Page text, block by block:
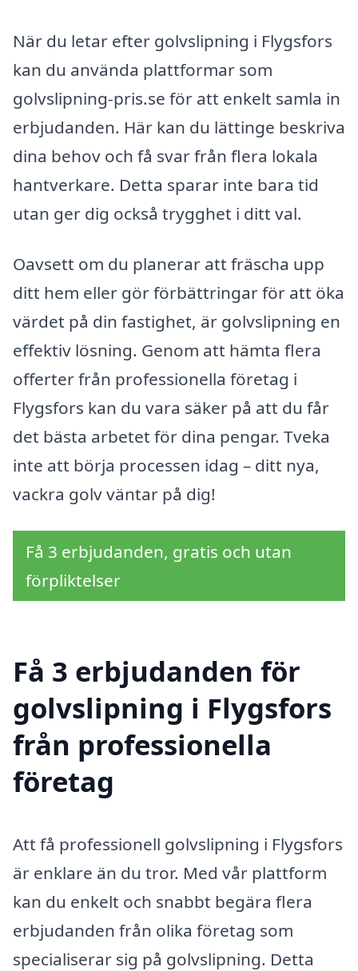
När du letar efter golvslipning i Flygsfors
kan du använda plattformar som
golvslipning-pris.se för att enkelt samla in
erbjudanden. Här kan du lättinge beskriva
dina behov och få svar från flera lokala
hantverkare. Detta sparar inte bara tid
utan ger dig också trygghet i ditt val.
Oavsett om du planerar att fräscha upp
ditt hem eller gör förbättringar för att öka
värdet på din fastighet, är golvslipning en
effektiv lösning. Genom att hämta flera
offerter från professionella företag i
Flygsfors kan du vara säker på att du får
det bästa arbetet för dina pengar. Tveka
inte att börja processen idag – ditt nya,
vackra golv väntar på dig!
Få 3 erbjudanden, gratis och utan
förpliktelser
Få 3 erbjudanden för
golvslipning i Flygsfors
från professionella
företag
Att få professionell golvslipning i Flygsfors
är enklare än du tror. Med vår plattform
kan du enkelt och snabbt begära flera
erbjudanden från olika företag som
specialiserar sig på golvslipning. Detta